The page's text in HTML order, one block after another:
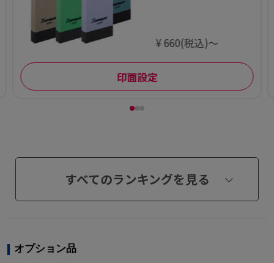
¥ 660(税込)～
印面設定
すべてのランキングを見る
オプション品